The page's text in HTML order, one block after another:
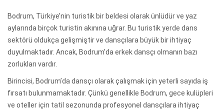
Bodrum, Türkiye’nin turistik bir beldesi olarak ünlüdür ve yaz
aylarında birçok turistin akınına uğrar. Bu turistik yerde dans
sektörü oldukça gelişmiştir ve dansçılara büyük bir ihtiyaç
duyulmaktadır. Ancak, Bodrum’da erkek dansçı olmanın bazı
zorlukları vardır.
Birincisi, Bodrum’da dansçı olarak çalışmak için yeterli sayıda iş
fırsatı bulunmamaktadır. Çünkü genellikle Bodrum, gece kulüpleri
ve oteller için tatil sezonunda profesyonel dansçılara ihtiyaç